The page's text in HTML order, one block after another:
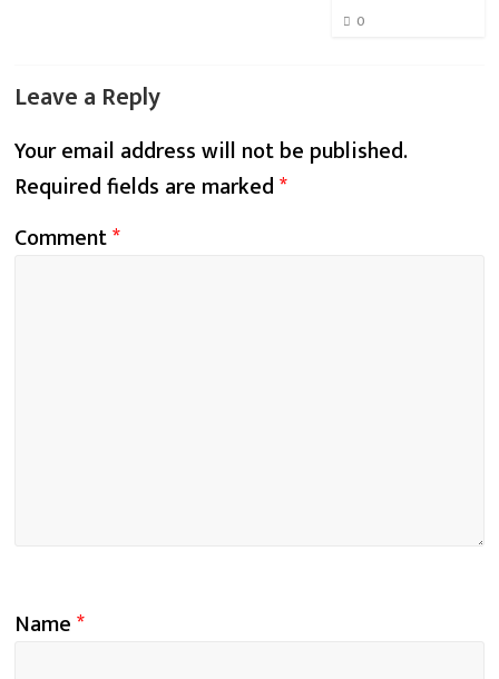
0
Leave a Reply
Your email address will not be published.
Required fields are marked*
Comment*
Name*